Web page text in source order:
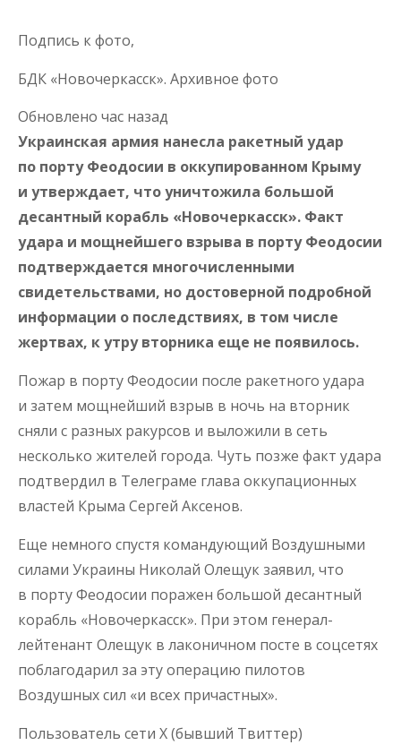
Подпись к фото,
БДК «Новочеркасск». Архивное фото
Обновлено час назад
Украинская армия нанесла ракетный удар
по порту Феодосии в оккупированном Крыму
и утверждает, что уничтожила большой
десантный корабль «Новочеркасск». Факт
удара и мощнейшего взрыва в порту Феодосии
подтверждается многочисленными
свидетельствами, но достоверной подробной
информации о последствиях, в том числе
жертвах, к утру вторника еще не появилось.
Пожар в порту Феодосии после ракетного удара
и затем мощнейший взрыв в ночь на вторник
сняли с разных ракурсов и выложили в сеть
несколько жителей города. Чуть позже факт удара
подтвердил в Телеграме глава оккупационных
властей Крыма Сергей Аксенов.
Еще немного спустя командующий Воздушными
силами Украины Николай Олещук заявил, что
в порту Феодосии поражен большой десантный
корабль «Новочеркасск». При этом генерал-
лейтенант Олещук в лаконичном посте в соцсетях
поблагодарил за эту операцию пилотов
Воздушных сил «и всех причастных».
Пользователь сети X (бывший Твиттер)